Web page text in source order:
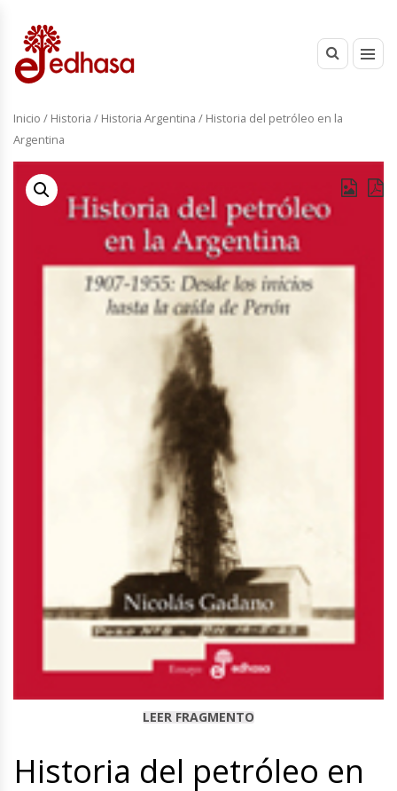
Inicio / Historia / Historia Argentina / Historia del petróleo en la
Argentina
LEER FRAGMENTO
Historia del petróleo en